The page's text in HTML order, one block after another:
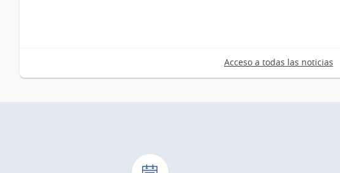
Acceso a todas las noticias